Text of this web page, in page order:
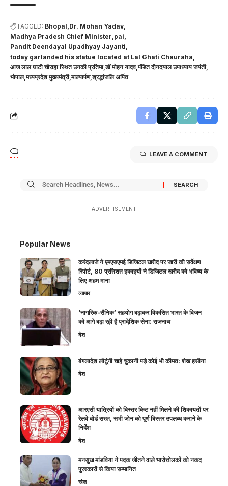
TAGGED: Bhopal Dr. Mohan Yadav
Madhya Pradesh Chief Minister pai
Pandit Deendayal Upadhyay Jayanti
today garlanded his statue located at Lal Ghati Chauraha
आज लाल घाटी चौराहा स्थित उनकी प्रतिमा डॉ मोहन यादव पंडित दीनदयाल उपाध्याय जयंती
भोपाल मध्यप्रदेश मुख्यमंत्री माल्यार्पण श्रद्धांजलि अर्पित
LEAVE A COMMENT
- ADVERTISEMENT -
Popular News
करंदलाजे ने एमएसएमई डिजिटल खरीद पर जारी की सर्वेक्षण
रिपोर्ट, 80 प्रतिशत इकाइयों ने डिजिटल खरीद को भविष्य के
लिए अहम माना
व्यापार
‘नागरिक-सैनिक’ सहयोग बढ़ाकर विकसित भारत के विजन
को आगे बढ़ा रही है प्रादेशिक सेना: राजनाथ
देश
बंगलादेश लौटूंगी चाहे चुकानी पड़े कोई भी कीमत: शेख हसीना
देश
आरएसी यात्रियों को बिस्तर किट नहीं मिलने की शिकायतों पर
रेलवे बोर्ड सख्त, सभी जोन को पूर्ण बिस्तर उपलब्ध कराने के
निर्देश
देश
मनसुख मांडविया ने पदक जीतने वाले भारोत्तोलकों को नकद
पुरस्कारों से किया सम्मानित
खेल